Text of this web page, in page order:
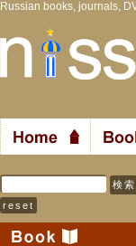
Russian books,